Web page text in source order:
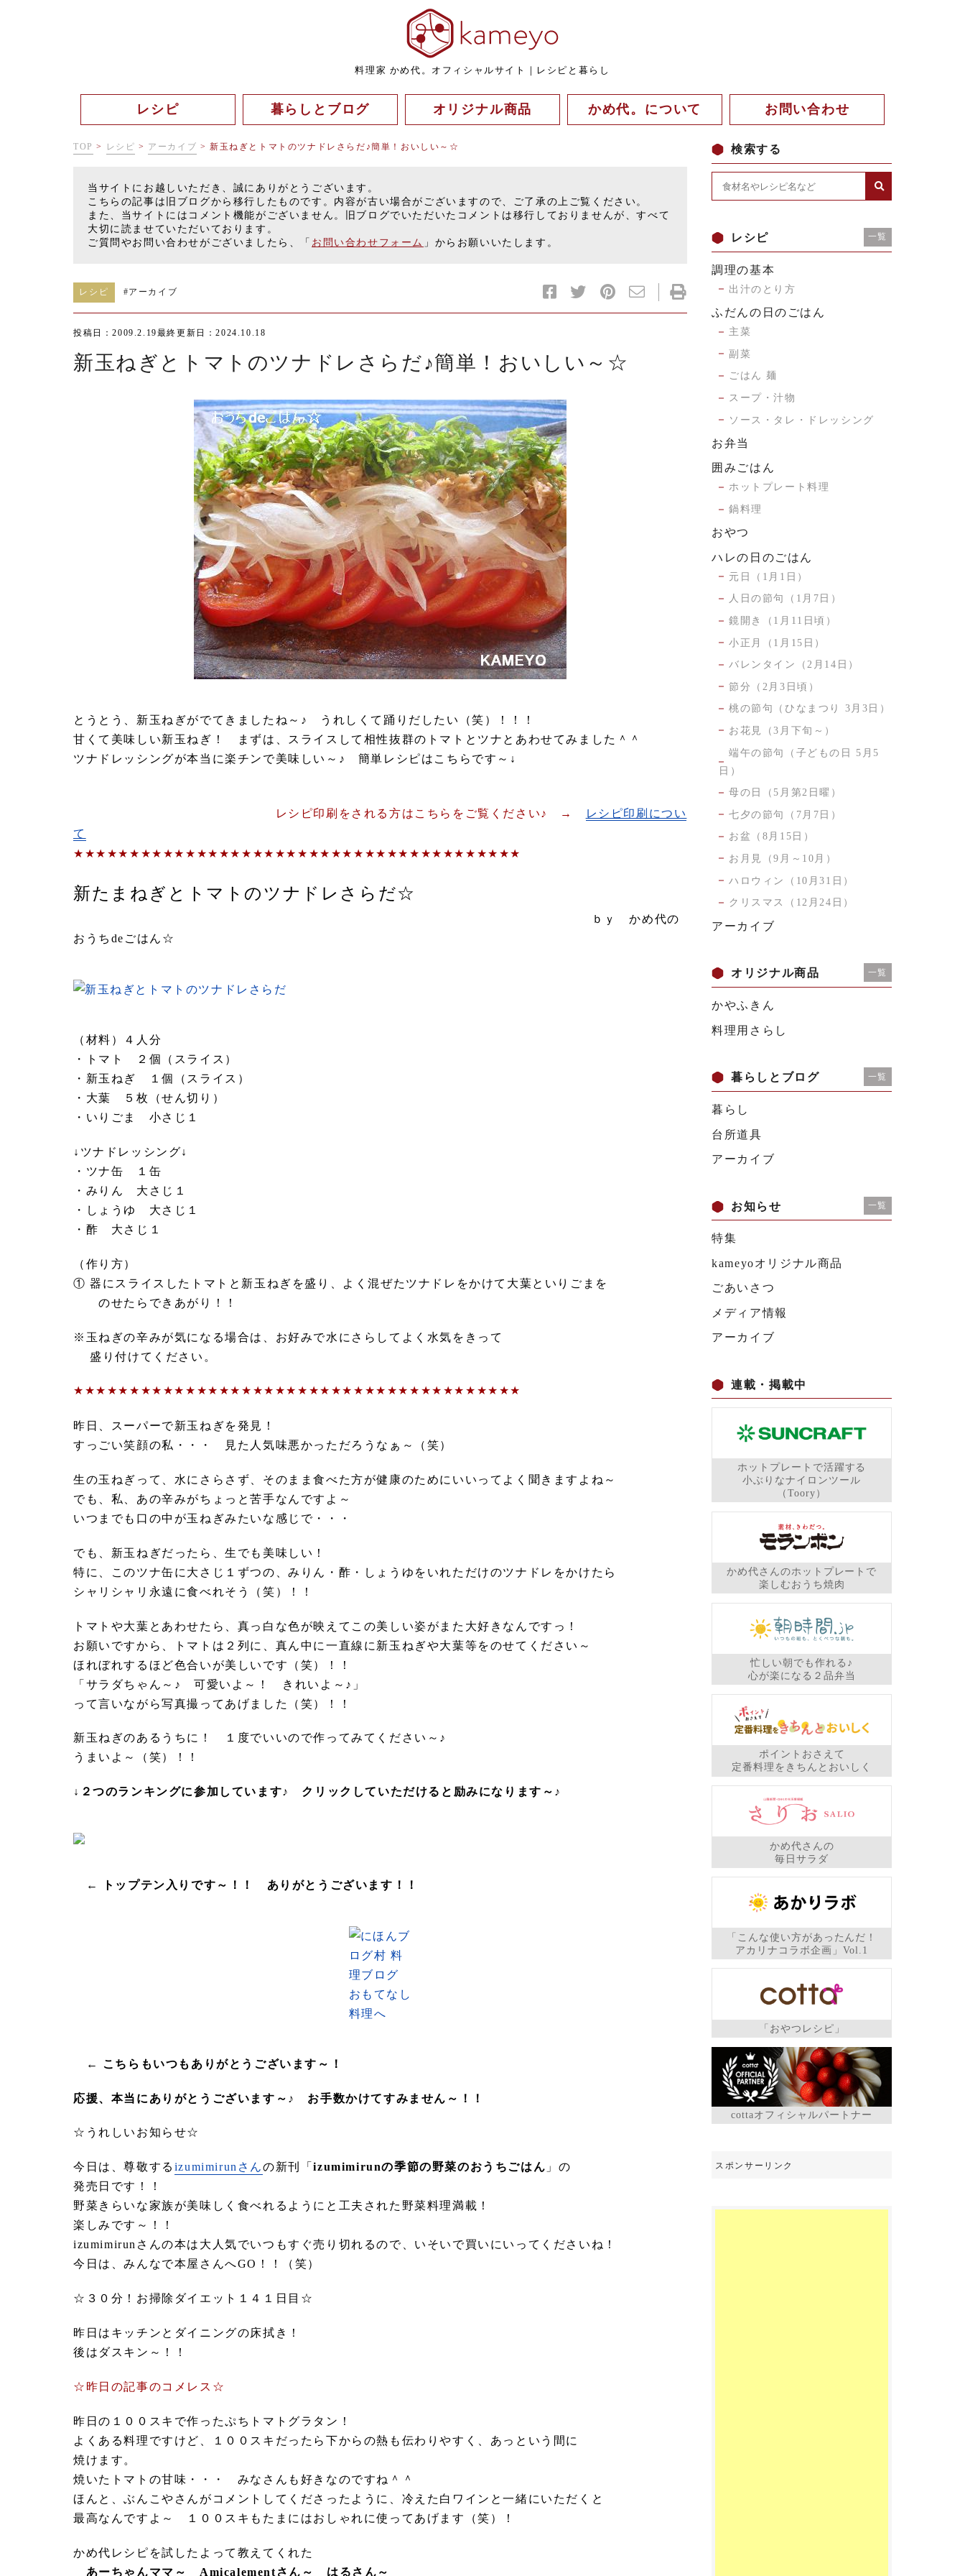
料理家 かめ代。オフィシャルサイト｜レシピと暮らし
レシピ 暮らしとブログ オリジナル商品 かめ代。について お問い合わせ
TOP > レシピ > アーカイブ >新玉ねぎとトマトのツナドレさらだ♪簡単！おいしい～☆
当サイトにお越しいただき、誠にありがとうございます。
こちらの記事は旧ブログから移行したものです。内容が古い場合がございますので、ご了承の上ご覧ください。
また、当サイトにはコメント機能がございません。旧ブログでいただいたコメントは移行しておりませんが、すべて
大切に読ませていただいております。
ご質問やお問い合わせがございましたら、「 お問い合わせフォーム 」からお願いいたします。
レシピ #アーカイブ
投稿日：2009.2.19最終更新日：2024.10.18
新玉ねぎとトマトのツナドレさらだ♪簡単！おいしい～☆
とうとう、新玉ねぎがでてきましたね～♪ うれしくて踊りだしたい（笑）！！！
甘くて美味しい新玉ねぎ！ まずは、スライスして相性抜群のトマトとツナとあわせてみました＾＾
ツナドレッシングが本当に楽チンで美味しい～♪ 簡単レシピはこちらです～↓
レシピ印刷をされる方はこちらをご覧ください♪ →
レシピ印刷につい
て
★★★★★★★★★★★★★★★★★★★★★★★★★★★★★★★★★★★★★★★★
新たまねぎとトマトのツナドレさらだ☆
ｂｙ かめ代の
おうちdeごはん☆
（材料）４人分
・トマト ２個（スライス）
・新玉ねぎ １個（スライス）
・大葉 ５枚（せん切り）
・いりごま 小さじ１
↓ツナドレッシング↓
・ツナ缶 １缶
・みりん 大さじ１
・しょうゆ 大さじ１
・酢 大さじ１
（作り方）
① 器にスライスしたトマトと新玉ねぎを盛り、よく混ぜたツナドレをかけて大葉といりごまを
のせたらできあがり！！
※玉ねぎの辛みが気になる場合は、お好みで水にさらしてよく水気をきって
盛り付けてください。
★★★★★★★★★★★★★★★★★★★★★★★★★★★★★★★★★★★★★★★★
昨日、スーパーで新玉ねぎを発見！
すっごい笑顔の私・・・ 見た人気味悪かっただろうなぁ～（笑）
生の玉ねぎって、水にさらさず、そのまま食べた方が健康のためにいいってよく聞きますよね～
でも、私、あの辛みがちょっと苦手なんですよ～
いつまでも口の中が玉ねぎみたいな感じで・・・
でも、新玉ねぎだったら、生でも美味しい！
特に、このツナ缶に大さじ１ずつの、みりん・酢・しょうゆをいれただけのツナドレをかけたら
シャリシャリ永遠に食べれそう（笑）！！
トマトや大葉とあわせたら、真っ白な色が映えてこの美しい姿がまた大好きなんですっ！
お願いですから、トマトは２列に、真ん中に一直線に新玉ねぎや大葉等をのせてください～
ほれぼれするほど色合いが美しいです（笑）！！
「サラダちゃん～♪ 可愛いよ～！ きれいよ～♪」
って言いながら写真撮ってあげました（笑）！！
新玉ねぎのあるうちに！ １度でいいので作ってみてください～♪
うまいよ～（笑）！！
↓２つのランキングに参加しています♪ クリックしていただけると励みになります～♪
← トップテン入りです～！！ ありがとうございます！！
← こちらもいつもありがとうございます～！
応援、本当にありがとうございます～♪ お手数かけてすみません～！！
☆うれしいお知らせ☆
今日は、尊敬する izumimirunさんの新刊「izumimirunの季節の野菜のおうちごはん 」の
発売日です！！
野菜きらいな家族が美味しく食べれるようにと工夫された野菜料理満載！
楽しみです～！！
izumimirunさんの本は大人気でいつもすぐ売り切れるので、いそいで買いにいってくださいね！
今日は、みんなで本屋さんへGO！！（笑）
☆３０分！お掃除ダイエット１４１日目☆
昨日はキッチンとダイニングの床拭き！
後はダスキン～！！
☆昨日の記事のコメレス☆
昨日の１００スキで作ったぷちトマトグラタン！
よくある料理ですけど、１００スキだったら下からの熱も伝わりやすく、あっという間に
焼けます。
焼いたトマトの甘味・・・ みなさんも好きなのですね＾＾
ほんと、ぶんこやさんがコメントしてくださったように、冷えた白ワインと一緒にいただくと
最高なんですよ～ １００スキもたまにはおしゃれに使ってあげます（笑）！
かめ代レシピを試したよって教えてくれた
あーちゃんママ～ Amicalementさん～ はるさん～
検索する
レシピ 一覧
調理の基本
出汁のとり方
ふだんの日のごはん
主菜
副菜
ごはん 麺
スープ・汁物
ソース・タレ・ドレッシング
お弁当
囲みごはん
ホットプレート料理
鍋料理
おやつ
ハレの日のごはん
元日（1月1日）
人日の節句（1月7日）
鏡開き（1月11日頃）
小正月（1月15日）
バレンタイン（2月14日）
節分（2月3日頃）
桃の節句（ひなまつり 3月3日）
お花見（3月下旬～）
端午の節句（子どもの日 5月5
日）
母の日（5月第2日曜）
七夕の節句（7月7日）
お盆（8月15日）
お月見（9月～10月）
ハロウィン（10月31日）
クリスマス（12月24日）
アーカイブ
オリジナル商品 一覧
かやふきん
料理用さらし
暮らしとブログ 一覧
暮らし
台所道具
アーカイブ
お知らせ 一覧
特集
kameyoオリジナル商品
ごあいさつ
メディア情報
アーカイブ
連載・掲載中
ホットプレートで活躍する
小ぶりなナイロンツール
（Toory）
かめ代さんのホットプレートで
楽しむおうち焼肉
忙しい朝でも作れる♪
心が楽になる２品弁当
ポイントおさえて
定番料理をきちんとおいしく
かめ代さんの
毎日サラダ
「こんな使い方があったんだ！
アカリナコラボ企画」Vol.1
「おやつレシピ」
cottaオフィシャルパートナー